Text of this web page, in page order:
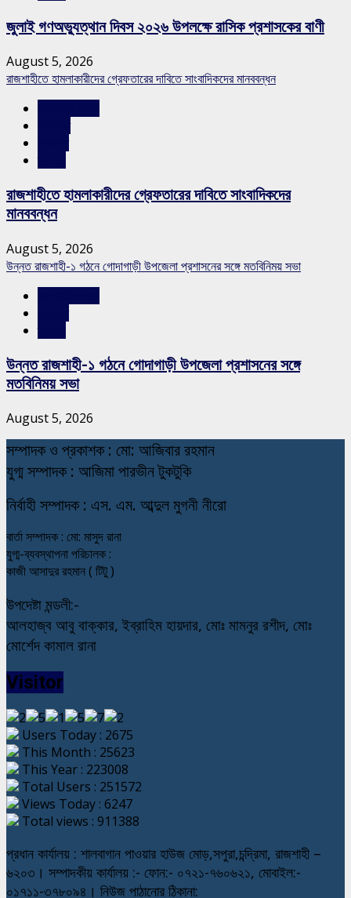
জুলাই গণঅভ্যুত্থান দিবস ২০২৬ উপলক্ষে রাসিক প্রশাসকের বাণী
August 5, 2026
রাজশাহীতে হামলাকারীদের গ্রেফতারের দাবিতে সাংবাদিকদের মানববন্ধন
রাজশাহীতে হামলাকারীদের গ্রেফতারের দাবিতে সাংবাদিকদের
মানববন্ধন
August 5, 2026
উন্নত রাজশাহী-১ গঠনে গোদাগাড়ী উপজেলা প্রশাসনের সঙ্গে মতবিনিময় সভা
উন্নত রাজশাহী-১ গঠনে গোদাগাড়ী উপজেলা প্রশাসনের সঙ্গে
মতবিনিময় সভা
August 5, 2026
সম্পাদক ও প্রকাশক : মো: আজিবার রহমান
যুগ্ম সম্পাদক : আজিমা পারভীন টুকটুকি
নির্বাহী সম্পাদক : এস. এম. আব্দুল মুগনী নীরো
বার্তা সম্পাদক : মো: মাসুদ রানা
যুগ্ম-ব্যবস্থাপনা পরিচালক :
কাজী আসাদুর রহমান ( টিটু )
উপদেষ্টা মন্ডলী:-
আলহাজ্ব আবু বাক্কার, ইব্রাহিম হায়দার, মোঃ মামনুর রশীদ, মোঃ
মোর্শেদ কামাল রানা
Visitor
Users Today : 2675
This Month : 25623
This Year : 223008
Total Users : 251572
Views Today : 6247
Total views : 911388
প্রধান কার্যালয় : শালবাগান পাওয়ার হাউজ মোড়,সপুরা,চন্দ্রিমা, রাজশাহী –
৬২০৩। সম্পাদকীয় কার্যালয় :- ফোন:- ০৭২১-৭৬০৬২১, মোবাইল:-
০১৭১১-৩৭৮০৯৪। নিউজ পাঠানোর ঠিকানা: